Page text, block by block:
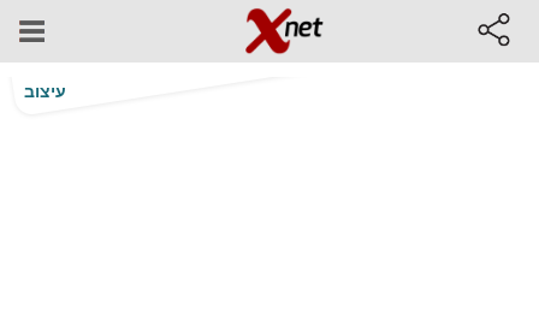
עיצוב